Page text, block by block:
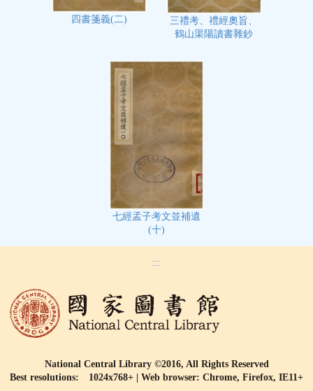
四書箋義(二)
三禮考、禮經奧旨、
鶴山渠陽讀書雜鈔
七經孟子考文並補遺
(十)
:::
National Central Library ©2016, All Rights Reserved
Best resolutions: 1024x768+ | Web browser: Chrome, Firefox, IE11+